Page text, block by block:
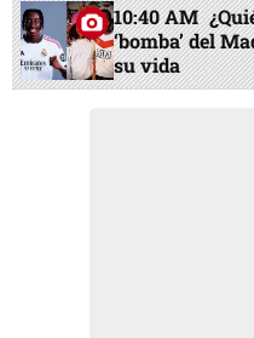
10:40 AM
‘bomba’ del
su vida